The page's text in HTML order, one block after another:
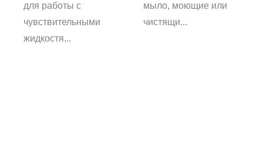
для работы с
чувствительными
жидкостя...
мыло, моющие или
чистящи...